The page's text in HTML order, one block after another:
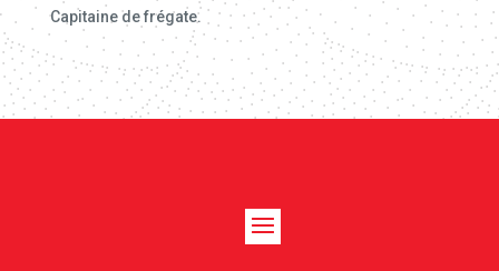
Capitaine de frégate.